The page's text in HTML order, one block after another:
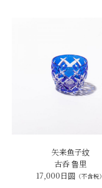
矢来鱼子纹
古呑 鲁里
17,000日圆 （不含税）